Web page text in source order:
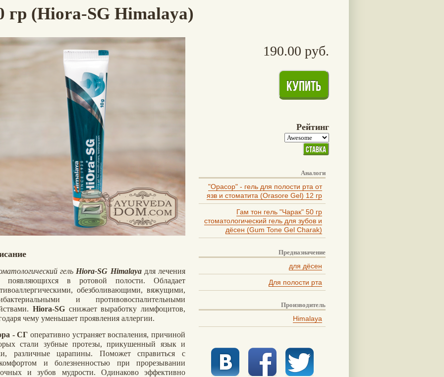
гр (Hiora-SG Himalaya)
гель Hiora-SG Himalaya для лечения
появляющихся в ротовой полости. Обладает
обезболивающими, вяжущими,
и противовоспалительными
Hiora-SG снижает выработку лимфоцитов,
чему уменьшает проявления аллергии.
- СГ оперативно устраняет воспаления, причиной
стали зубные протезы, прикушенный язык и
различные царапины. Поможет справиться с
и болезненностью при прорезывании
и зубов мудрости. Одинаково эффективно
190.00 руб.
Рейтинг
Аналоги
"Орасор" - гель для полости рта от
язв и стоматита (Orasore Gel) 12 гр
Гам тон гель "Чарак" 50 гр
стоматологический гель для зубов и
дёсен (Gum Tone Gel Charak)
Предназначение
для дёсен
Для полости рта
Производитель
Himalaya